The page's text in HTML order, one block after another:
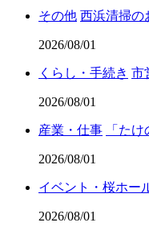
その他 西浜清掃の
2026/08/01
くらし・手続き 市
2026/08/01
産業・仕事 「た
2026/08/01
イベント・桜ホー
2026/08/01